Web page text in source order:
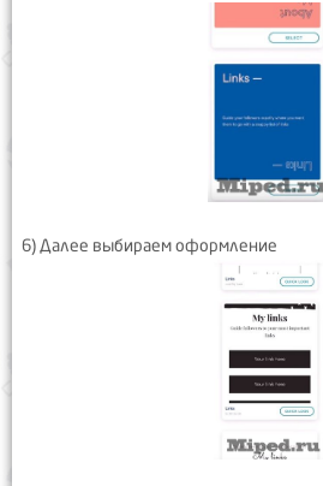
6) Далее выбираем оформление